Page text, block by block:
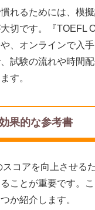
れるためには、模
切です。『TOEFL
、オンラインで入
試験の流れや時間
す。
果的な参考書
コアを向上させる
ことが重要です。
か紹介します。